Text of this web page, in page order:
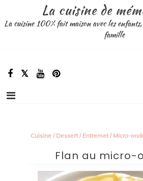
contenu
La cuisine de
La cuisine 100% fait maison avec les
famille
Cuisine/ Dessert/ Entremet/ Micro-
Flan au micro-